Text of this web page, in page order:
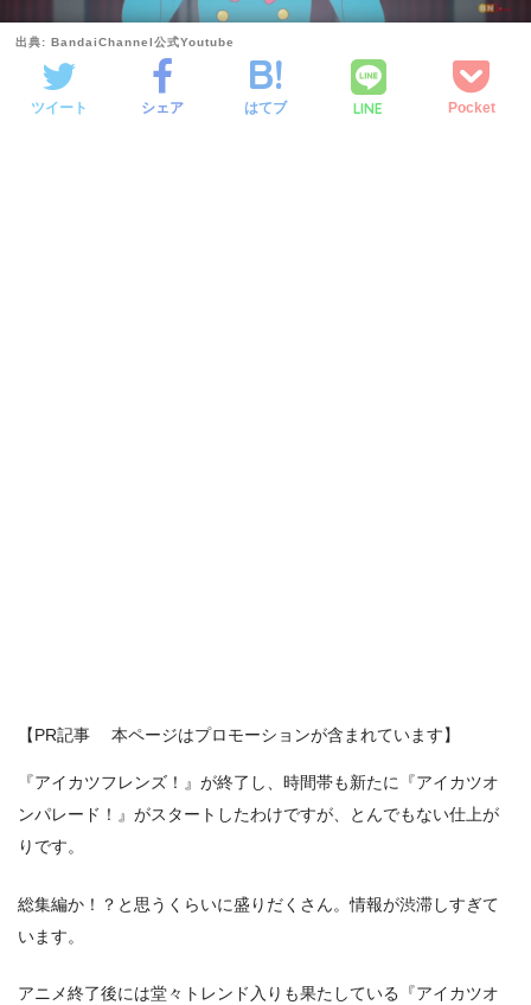
出典: BandaiChannel公式Youtube
ツイート シェア はてブ LINE Pocket
【PR記事 本ページはプロモーションが含まれています】
『アイカツフレンズ！』が終了し、時間帯も新たに『アイカツオ
ンパレード！』がスタートしたわけですが、とんでもない仕上が
りです。
総集編か！？と思うくらいに盛りだくさん。情報が渋滞しすぎて
います。
アニメ終了後には堂々トレンド入りも果たしている『アイカツオ